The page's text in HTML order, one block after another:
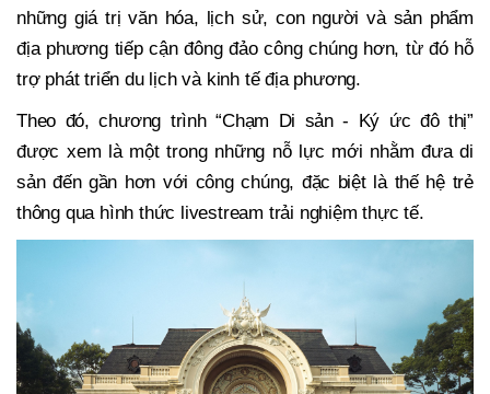
những giá trị văn hóa, lịch sử, con người và sản phẩm
địa phương tiếp cận đông đảo công chúng hơn, từ đó hỗ
trợ phát triển du lịch và kinh tế địa phương.
Theo đó, chương trình “Chạm Di sản - Ký ức đô thị”
được xem là một trong những nỗ lực mới nhằm đưa di
sản đến gần hơn với công chúng, đặc biệt là thế hệ trẻ
thông qua hình thức livestream trải nghiệm thực tế.